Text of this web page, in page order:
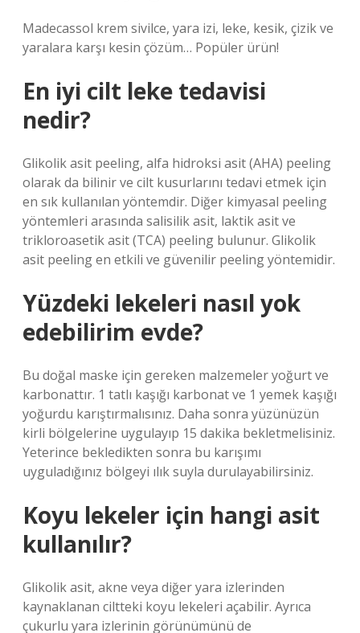
Madecassol krem ​​sivilce, yara izi, leke, kesik, çizik ve
yaralara karşı kesin çözüm… Popüler ürün!
En iyi cilt leke tedavisi
nedir?
Glikolik asit peeling, alfa hidroksi asit (AHA) peeling
olarak da bilinir ve cilt kusurlarını tedavi etmek için
en sık kullanılan yöntemdir. Diğer kimyasal peeling
yöntemleri arasında salisilik asit, laktik asit ve
trikloroasetik asit (TCA) peeling bulunur. Glikolik
asit peeling en etkili ve güvenilir peeling yöntemidir.
Yüzdeki lekeleri nasıl yok
edebilirim evde?
Bu doğal maske için gereken malzemeler yoğurt ve
karbonattır. 1 tatlı kaşığı karbonat ve 1 yemek kaşığı
yoğurdu karıştırmalısınız. Daha sonra yüzünüzün
kirli bölgelerine uygulayıp 15 dakika bekletmelisiniz.
Yeterince bekledikten sonra bu karışımı
uyguladığınız bölgeyi ılık suyla durulayabilirsiniz.
Koyu lekeler için hangi asit
kullanılır?
Glikolik asit, akne veya diğer yara izlerinden
kaynaklanan ciltteki koyu lekeleri açabilir. Ayrıca
çukurlu yara izlerinin görünümünü de